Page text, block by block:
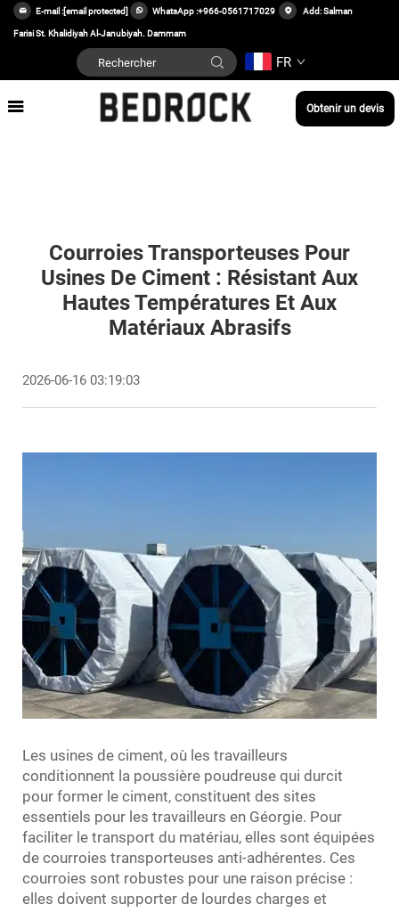
E-mail :[email protected] WhatsApp :+966-0561717029 Add: Salman
Farisi St. Khalidiyah Al-Janubiyah. Dammam
FR
Obtenir un devis
Courroies Transporteuses Pour
Usines De Ciment : Résistant Aux
Hautes Températures Et Aux
Matériaux Abrasifs
2026-06-16 03:19:03
Les usines de ciment, où les travailleurs
conditionnent la poussière poudreuse qui durcit
pour former le ciment, constituent des sites
essentiels pour les travailleurs en Géorgie. Pour
faciliter le transport du matériau, elles sont équipées
de courroies transporteuses anti-adhérentes. Ces
courroies sont robustes pour une raison précise :
elles doivent supporter de lourdes charges et